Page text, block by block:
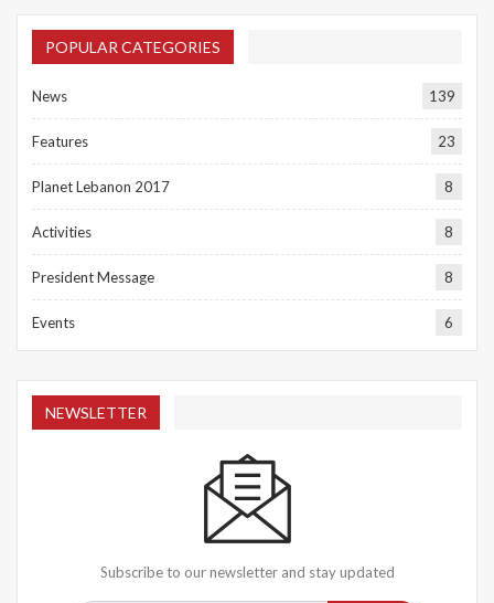
POPULAR CATEGORIES
News 139
Features 23
Planet Lebanon 2017 8
Activities 8
President Message 8
Events 6
NEWSLETTER
Subscribe to our newsletter and stay updated